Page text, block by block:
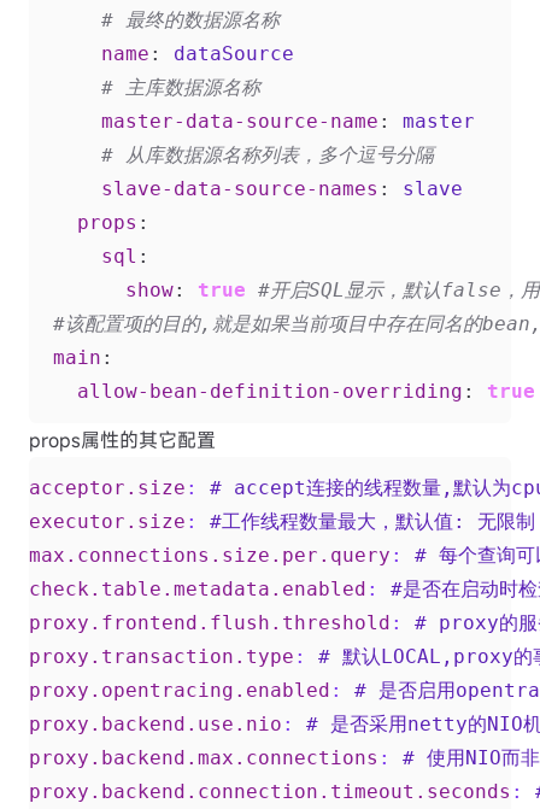
# 最终的数据源名称
name :
dataSource
# 主库数据源名称
master-data-source-name :
master
# 从库数据源名称列表，多个逗号分隔
slave-data-source-names :
slave
props :
sql :
show: true #开启SQL显示，默认false，
#该配置项的目的,就是如果当前项目中存在同名的
main :
allow-bean-definition-overriding : true
props属性的其它配置
acceptor.size :
# accept连接的线程数量,默认为
executor.size :
#工作线程数量最大，默认值: 无限制
max.connections.size.per.query :
# 每个查询可
check.table.metadata.enabled :
#是否在启动时
proxy.frontend.flush.threshold :
# proxy的服
proxy.transaction.type :
# 默认LOCAL,proxy的
proxy.opentracing.enabled :
# 是否启用
proxy.backend.use.nio :
# 是否采用netty的NIO
proxy.backend.max.connections :
# 使用NIO而
proxy.backend.connection.timeout.seconds :